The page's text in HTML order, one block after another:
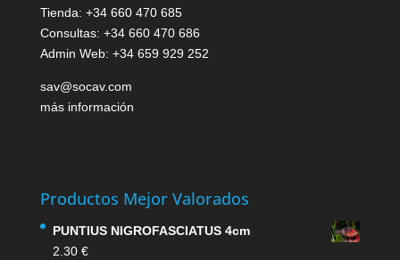
Tienda: +34 660 470 685
Consultas: +34 660 470 686
Admin Web: +34 659 929 252
sav@socav.com
más información
Productos Mejor Valorados
PUNTIUS NIGROFASCIATUS 4cm
2.30 €